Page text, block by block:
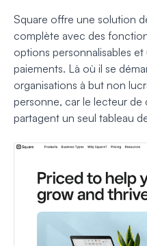
Square offre une solution
complète avec des
options personnalisables
paiements. Là où il se
organisations à but non
personne, car le lecteur
partagent un seul tableau